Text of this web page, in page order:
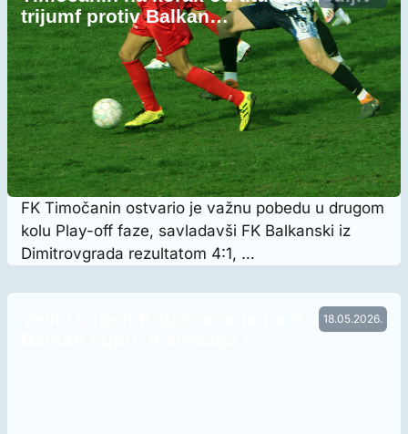
trijumf protiv Balkan…
FK Timočanin ostvario je važnu pobedu u drugom
kolu Play-off faze, savladavši FK Balkanski iz
Dimitrovgrada rezultatom 4:1, …
18.05.2026.
Veliki uspeh Knjaževčana na 9. Open